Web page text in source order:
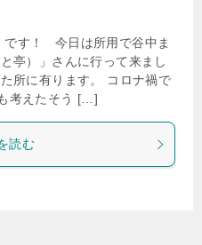
です！ 今日は所用で谷中ま
亭）」さんに行って来まし
所に有ります。 コロナ禍で
考えたそう […]
読む